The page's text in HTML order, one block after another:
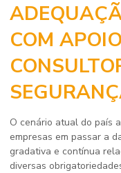
COM
O cenário atual do país
empresas em passar a
gradativa e contínua
diversas